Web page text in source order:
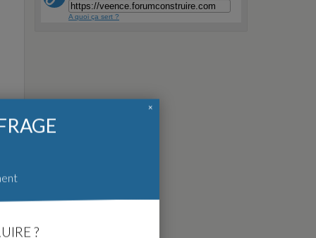
A quoi ça sert ?
?
×